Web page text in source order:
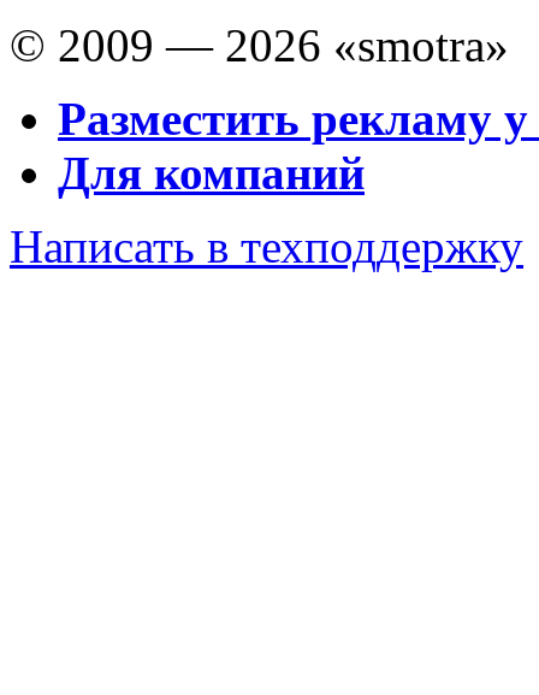
© 2009 — 2026 «smotra»
Разместить рекламу у
Для компаний
Написать в техподдержку